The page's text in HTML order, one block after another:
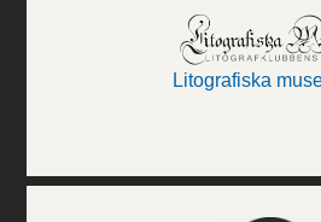
Litografiska